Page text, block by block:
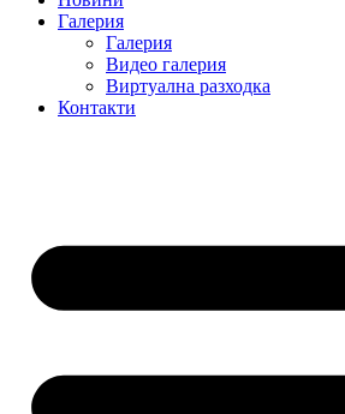
Галерия
Галерия
Видео галерия
Виртуална разходка
Контакти